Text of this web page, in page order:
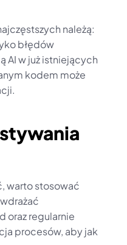
należą:
błędów
AI w już istniejących
kodem może
warto stosować
oraz regularnie
procesów, aby jak